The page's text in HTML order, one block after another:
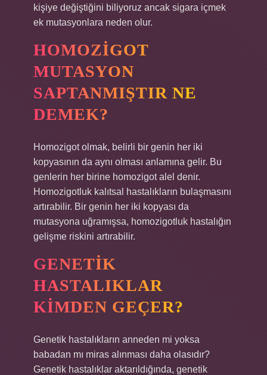
kişiye değiştiğini biliyoruz ancak sigara içmek
ek mutasyonlara neden olur.
HOMOZIGOT
MUTASYON
SAPTANMIŞTIR NE
DEMEK?
Homozigot olmak, belirli bir genin her iki
kopyasının da aynı olması anlamına gelir. Bu
genlerin her birine homozigot alel denir.
Homozigotluk kalıtsal hastalıkların bulaşmasını
artırabilir. Bir genin her iki kopyası da
mutasyona uğramışsa, homozigotluk hastalığın
gelişme riskini artırabilir.
GENETIK
HASTALIKLAR
KIMDEN GEÇER?
Genetik hastalıkların anneden mi yoksa
babadan mı miras alınması daha olasıdır?
Genetik hastalıklar aktarıldığında, genetik